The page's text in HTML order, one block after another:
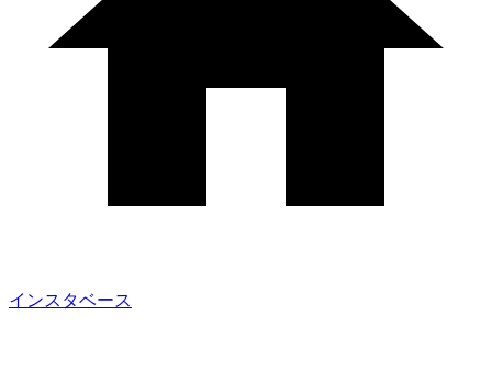
インスタベース